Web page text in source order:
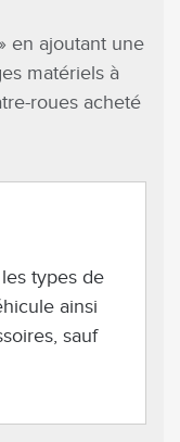
en ajoutant une
matériels à
roues acheté
types de
ainsi
sauf